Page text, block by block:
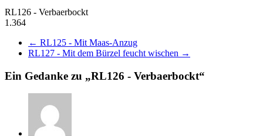
RL126 - Verbaerbockt
1.364
← RL125 - Mit Maas-Anzug
RL127 - Mit dem Bürzel feucht wischen →
Ein Gedanke zu „RL126 - Verbaerbockt“